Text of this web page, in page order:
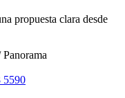
propuesta clara desde
5590